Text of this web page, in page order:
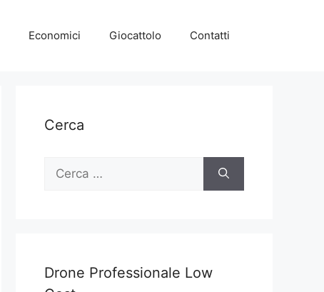
Economici Giocattolo Contatti
Cerca
Ricerca
Drone Professionale Low